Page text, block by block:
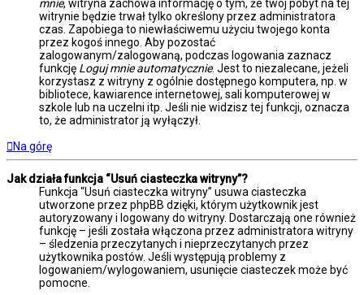
mnie, witryna zachowa informację o tym, że twój pobyt na tej
witrynie będzie trwał tylko określony przez administratora
czas. Zapobiega to niewłaściwemu użyciu twojego konta
przez kogoś innego. Aby pozostać
zalogowanym/zalogowaną, podczas logowania zaznacz
funkcję Loguj mnie automatycznie. Jest to niezalecane, jeżeli
korzystasz z witryny z ogólnie dostępnego komputera, np. w
bibliotece, kawiarence internetowej, sali komputerowej w
szkole lub na uczelni itp. Jeśli nie widzisz tej funkcji, oznacza
to, że administrator ją wyłączył.
Na górę
Jak działa funkcja “Usuń ciasteczka witryny”?
Funkcja “Usuń ciasteczka witryny” usuwa ciasteczka
utworzone przez phpBB dzięki, którym użytkownik jest
autoryzowany i logowany do witryny. Dostarczają one również
funkcję – jeśli została włączona przez administratora witryny
– śledzenia przeczytanych i nieprzeczytanych przez
użytkownika postów. Jeśli występują problemy z
logowaniem/wylogowaniem, usunięcie ciasteczek może być
pomocne.